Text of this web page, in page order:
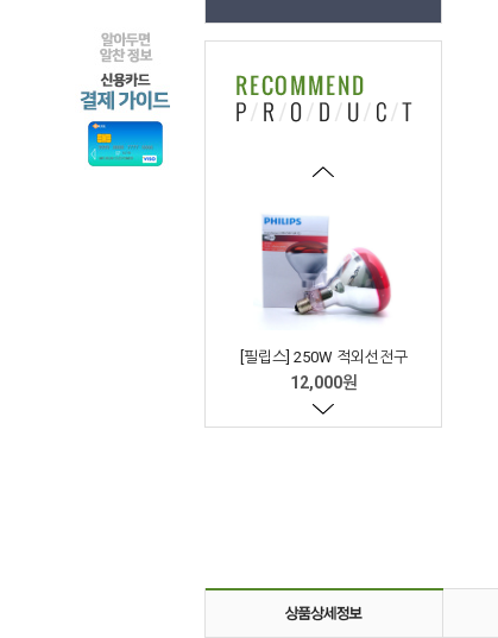
[필립스] 250W 적외선전구
12,000원
143,000원